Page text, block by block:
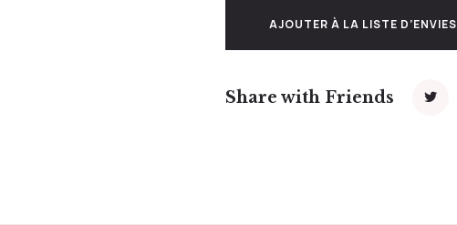
AJOUTER À LA LISTE D’ENVIES
Share with Friends